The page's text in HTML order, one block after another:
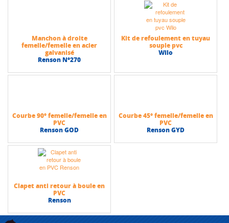
Manchon à droite
femelle/femelle en acier
galvanisé
Renson N°270
Kit de refoulement en tuyau
souple pvc
Wilo
Courbe 90° femelle/femelle en
PVC
Renson GOD
Courbe 45° femelle/femelle en
PVC
Renson GYD
Clapet anti retour à boule en
PVC
Renson